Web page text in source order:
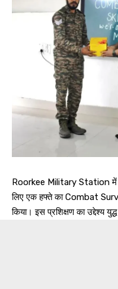
Roorkee Military Station
लिए एक हफ्ते का Combat
किया। इस प्रशिक्षण का उद्देश्य